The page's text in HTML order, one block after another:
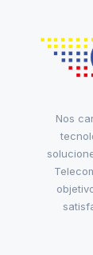
Nos